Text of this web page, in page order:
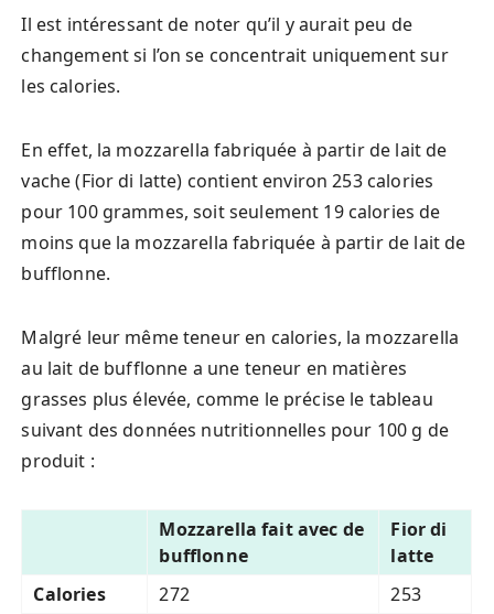
Il est intéressant de noter qu’il y aurait peu de
changement si l’on se concentrait uniquement sur
les calories.
En effet, la mozzarella fabriquée à partir de lait de
vache (Fior di latte) contient environ 253 calories
pour 100 grammes, soit seulement 19 calories de
moins que la mozzarella fabriquée à partir de lait de
bufflonne.
Malgré leur même teneur en calories, la mozzarella
au lait de bufflonne a une teneur en matières
grasses plus élevée, comme le précise le tableau
suivant des données nutritionnelles pour 100 g de
produit :
Mozzarella fait avec de
bufflonne
Fior di
latte
Calories
272
253